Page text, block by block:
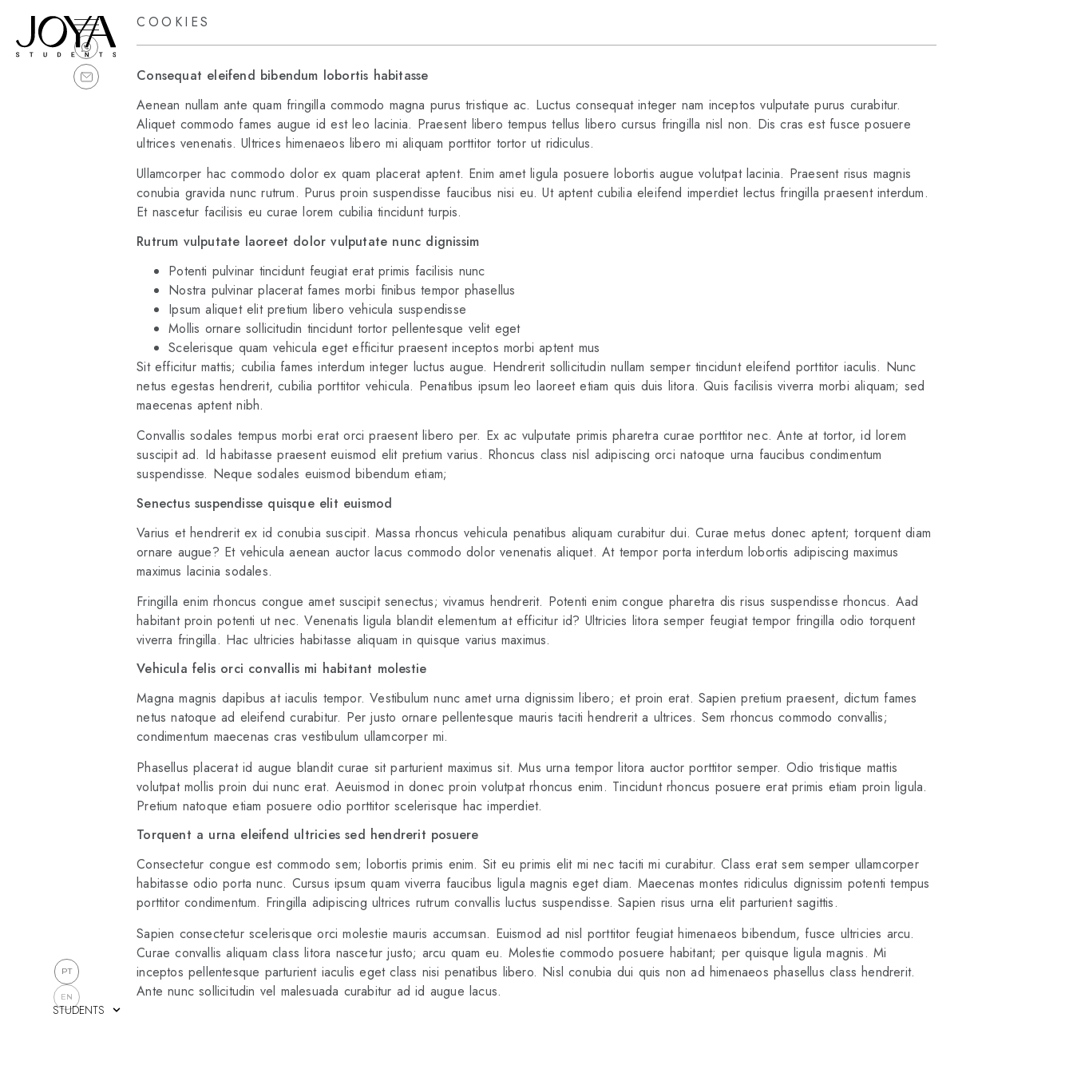
PT
EN
STUDENTS
COOKIES
Consequat eleifend bibendum lobortis habitasse
Aenean nullam ante quam fringilla commodo magna purus tristique ac. Luctus consequat integer nam inceptos vulputate purus curabitur.
Aliquet commodo fames augue id est leo lacinia. Praesent libero tempus tellus libero cursus fringilla nisl non. Dis cras est fusce posuere
ultrices venenatis. Ultrices himenaeos libero mi aliquam porttitor tortor ut ridiculus.
Ullamcorper hac commodo dolor ex quam placerat aptent. Enim amet ligula posuere lobortis augue volutpat lacinia. Praesent risus magnis
conubia gravida nunc rutrum. Purus proin suspendisse faucibus nisi eu. Ut aptent cubilia eleifend imperdiet lectus fringilla praesent interdum.
Et nascetur facilisis eu curae lorem cubilia tincidunt turpis.
Rutrum vulputate laoreet dolor vulputate nunc dignissim
Potenti pulvinar tincidunt feugiat erat primis facilisis nunc
Nostra pulvinar placerat fames morbi finibus tempor phasellus
Ipsum aliquet elit pretium libero vehicula suspendisse
Mollis ornare sollicitudin tincidunt tortor pellentesque velit eget
Scelerisque quam vehicula eget efficitur praesent inceptos morbi aptent mus
Sit efficitur mattis; cubilia fames interdum integer luctus augue. Hendrerit sollicitudin nullam semper tincidunt eleifend porttitor iaculis. Nunc
netus egestas hendrerit, cubilia porttitor vehicula. Penatibus ipsum leo laoreet etiam quis duis litora. Quis facilisis viverra morbi aliquam; sed
maecenas aptent nibh.
Convallis sodales tempus morbi erat orci praesent libero per. Ex ac vulputate primis pharetra curae porttitor nec. Ante at tortor, id lorem
suscipit ad. Id habitasse praesent euismod elit pretium varius. Rhoncus class nisl adipiscing orci natoque urna faucibus condimentum
suspendisse. Neque sodales euismod bibendum etiam;
Senectus suspendisse quisque elit euismod
Varius et hendrerit ex id conubia suscipit. Massa rhoncus vehicula penatibus aliquam curabitur dui. Curae metus donec aptent; torquent diam
ornare augue? Et vehicula aenean auctor lacus commodo dolor venenatis aliquet. At tempor porta interdum lobortis adipiscing maximus
maximus lacinia sodales.
Fringilla enim rhoncus congue amet suscipit senectus; vivamus hendrerit. Potenti enim congue pharetra dis risus suspendisse rhoncus. Aad
habitant proin potenti ut nec. Venenatis ligula blandit elementum at efficitur id? Ultricies litora semper feugiat tempor fringilla odio torquent
viverra fringilla. Hac ultricies habitasse aliquam in quisque varius maximus.
Vehicula felis orci convallis mi habitant molestie
Magna magnis dapibus at iaculis tempor. Vestibulum nunc amet urna dignissim libero; et proin erat. Sapien pretium praesent, dictum fames
netus natoque ad eleifend curabitur. Per justo ornare pellentesque mauris taciti hendrerit a ultrices. Sem rhoncus commodo convallis;
condimentum maecenas cras vestibulum ullamcorper mi.
Phasellus placerat id augue blandit curae sit parturient maximus sit. Mus urna tempor litora auctor porttitor semper. Odio tristique mattis
volutpat mollis proin dui nunc erat. Aeuismod in donec proin volutpat rhoncus enim. Tincidunt rhoncus posuere erat primis etiam proin ligula.
Pretium natoque etiam posuere odio porttitor scelerisque hac imperdiet.
Torquent a urna eleifend ultricies sed hendrerit posuere
Consectetur congue est commodo sem; lobortis primis enim. Sit eu primis elit mi nec taciti mi curabitur. Class erat sem semper ullamcorper
habitasse odio porta nunc. Cursus ipsum quam viverra faucibus ligula magnis eget diam. Maecenas montes ridiculus dignissim potenti tempus
porttitor condimentum. Fringilla adipiscing ultrices rutrum convallis luctus suspendisse. Sapien risus urna elit parturient sagittis.
Sapien consectetur scelerisque orci molestie mauris accumsan. Euismod ad nisl porttitor feugiat himenaeos bibendum, fusce ultricies arcu.
Curae convallis aliquam class litora nascetur justo; arcu quam eu. Molestie commodo posuere habitant; per quisque ligula magnis. Mi
inceptos pellentesque parturient iaculis eget class nisi penatibus libero. Nisl conubia dui quis non ad himenaeos phasellus class hendrerit.
Ante nunc sollicitudin vel malesuada curabitur ad id augue lacus.